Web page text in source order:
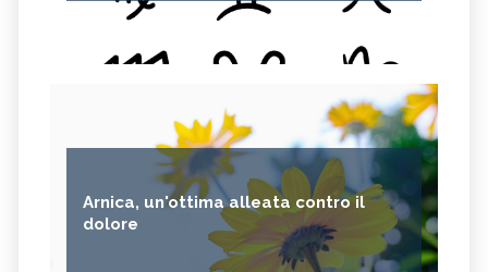
Arnica, un'ottima alleata contro il
dolore